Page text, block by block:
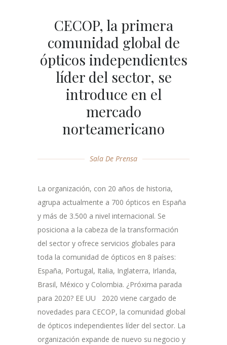
CECOP, la primera
comunidad global de
ópticos independientes
líder del sector, se
introduce en el
mercado
norteamericano
Sala De Prensa
La organización, con 20 años de historia,
agrupa actualmente a 700 ópticos en España
y más de 3.500 a nivel internacional. Se
posiciona a la cabeza de la transformación
del sector y ofrece servicios globales para
toda la comunidad de ópticos en 8 países:
España, Portugal, Italia, Inglaterra, Irlanda,
Brasil, México y Colombia. ¿Próxima parada
para 2020? EE UU 2020 viene cargado de
novedades para CECOP, la comunidad global
de ópticos independientes líder del sector. La
organización expande de nuevo su negocio y